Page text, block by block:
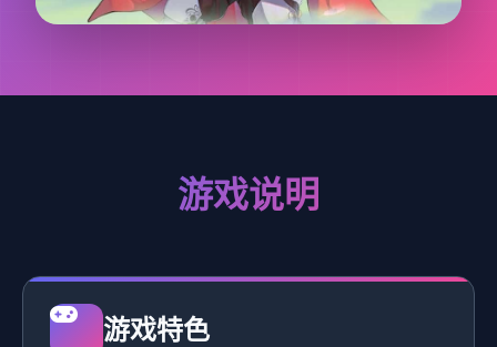
游戏说明
游戏特色